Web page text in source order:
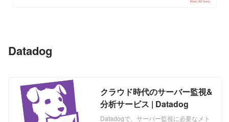
Datadog
クラウド時代のサーバー監視&
分析サービス | Datadog
Datadogで、サーバー監視に必要なメト